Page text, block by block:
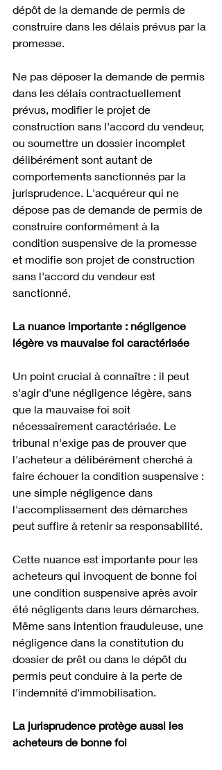
dépôt de la demande de permis de
construire dans les délais prévus par la
promesse.
Ne pas déposer la demande de permis
dans les délais contractuellement
prévus, modifier le projet de
construction sans l'accord du vendeur,
ou soumettre un dossier incomplet
délibérément sont autant de
comportements sanctionnés par la
jurisprudence. L'acquéreur qui ne
dépose pas de demande de permis de
construire conformément à la
condition suspensive de la promesse
et modifie son projet de construction
sans l'accord du vendeur est
sanctionné.
La nuance importante : négligence
légère vs mauvaise foi caractérisée
Un point crucial à connaître : il peut
s'agir d'une négligence légère, sans
que la mauvaise foi soit
nécessairement caractérisée. Le
tribunal n'exige pas de prouver que
l'acheteur a délibérément cherché à
faire échouer la condition suspensive :
une simple négligence dans
l'accomplissement des démarches
peut suffire à retenir sa responsabilité.
Cette nuance est importante pour les
acheteurs qui invoquent de bonne foi
une condition suspensive après avoir
été négligents dans leurs démarches.
Même sans intention frauduleuse, une
négligence dans la constitution du
dossier de prêt ou dans le dépôt du
permis peut conduire à la perte de
l'indemnité d'immobilisation.
La jurisprudence protège aussi les
acheteurs de bonne foi